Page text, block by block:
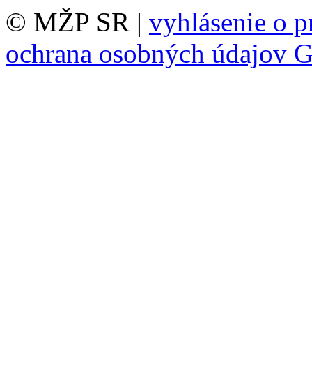
© MŽP SR | vyhlásenie o
ochrana osobných údajov